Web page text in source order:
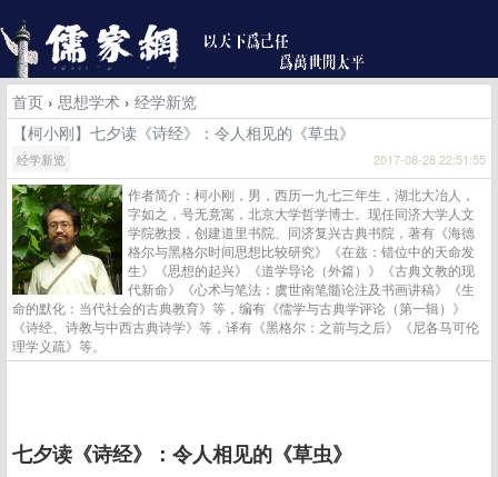
首页 › 思想学术 › 经学新览
【柯小刚】七夕读《诗经》：令人相见的《草虫》
经学新览 2017-08-28 22:51:55
作者简介：柯小刚，男，西历一九七三年生，湖北大冶人，
字如之，号无竟寓，北京大学哲学博士。现任同济大学人文
学院教授，创建道里书院、同济复兴古典书院，著有《海德
格尔与黑格尔时间思想比较研究》《在兹：错位中的天命发
生》《思想的起兴》《道学导论（外篇）》《古典文教的现
代新命》《心术与笔法：虞世南笔髓论注及书画讲稿》《生
命的默化：当代社会的古典教育》等，编有《儒学与古典学评论（第一辑）》
《诗经、诗教与中西古典诗学》等，译有《黑格尔：之前与之后》《尼各马可伦
理学义疏》等。
七夕读《诗经》：令人相见的《草虫》